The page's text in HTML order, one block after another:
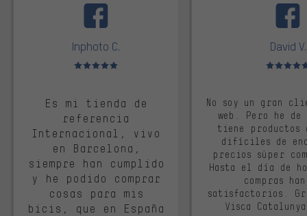
Inphoto C.
Valoración media: 5 de 5
Es mi tienda de
referencia
Internacional, vivo
en Barcelona,
siempre han cumplido
y he podido comprar
cosas para mis
bicis, que en España
David V.
Valoración
No soy un gran
web. Pero he
tiene productos
difíciles de
precios súper
Hasta el día de
compras
satisfactorios.
Visca